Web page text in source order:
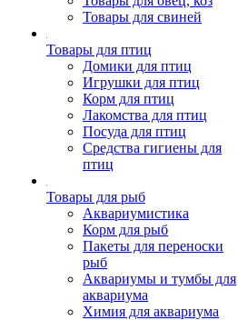
Товары для свиней
Товары для птиц
Домики для птиц
Игрушки для птиц
Корм для птиц
Лакомства для птиц
Посуда для птиц
Средства гигиены для
птиц
Товары для рыб
Аквариумистика
Корм для рыб
Пакеты для переноски
рыб
Аквариумы и тумбы для
аквариума
Химия для аквариума